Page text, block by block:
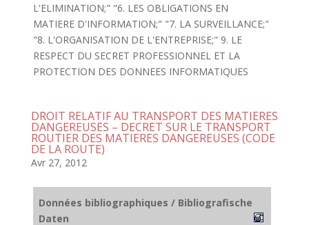
L'ELIMINATION;" "6. LES OBLIGATIONS EN
MATIERE D'INFORMATION;" "7. LA SURVEILLANCE;"
"8. L'ORGANISATION DE L'ENTREPRISE;" 9. LE
RESPECT DU SECRET PROFESSIONNEL ET LA
PROTECTION DES DONNEES INFORMATIQUES
DROIT RELATIF AU TRANSPORT DES MATIERES
DANGEREUSES – DECRET SUR LE TRANSPORT
ROUTIER DES MATIERES DANGEREUSES (CODE
DE LA ROUTE)
Avr 27, 2012
Données bibliographiques / Bibliografische
Daten